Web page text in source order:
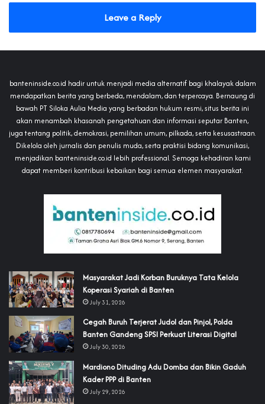
Leave a Reply
banteninside.co.id hadir untuk menjadi media alternatif bagi khalayak dalam
mendapatkan berita yang berbeda, mendalam, dan terpercaya. Bernaung di
bawah PT Siloka Aulia Media yang berbadan hukum resmi, situs berita ini
akan menambah khasanah pengetahuan dan informasi seputar Banten,
juga tentang politik, demokrasi, pemilihan umum, pilkada, serta kesusastraan.
Dikelola oleh jurnalis dan penulis muda, serta praktisi bidang komunikasi,
menjadikan banteninside.co.id lebih professional. Semoga kehadiran kami
dapat memberi kontribusi kebaikan bagi semua elemen masyarakat.
‎Masyarakat Jadi Korban Buruknya Tata Kelola
Koperasi Syariah di Banten
July 31, 2026
Cegah Buruh Terjerat Judol dan Pinjol, Polda
Banten Gandeng SPSI Perkuat Literasi Digital
July 30, 2026
‎Mardiono Dituding Adu Domba dan Bikin Gaduh
Kader PPP di Banten
July 29, 2026